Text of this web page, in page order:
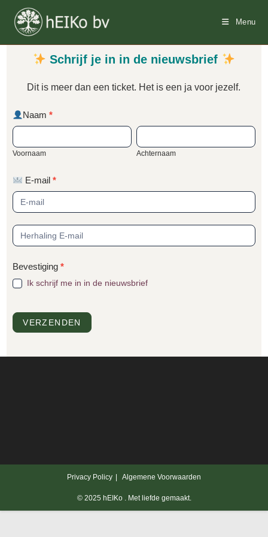
naar
inhoud
Menu
maillist Schrijf je in in de nieuwsbrief
Dit is meer dan een ticket. Het is een ja voor jezelf.
Naam*
Voornaam
Voornaam
Achternaam
Achternaam
E-mail*
Bevestiging*
Ik schrijf me in in de nieuwsbrief
VERZENDEN
Privacy Policy Algemene Voorwaarden
© 2025 hEIKo . Met liefde gemaakt.